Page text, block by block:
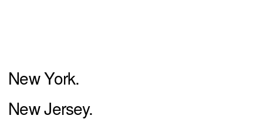
New York.
New Jersey.